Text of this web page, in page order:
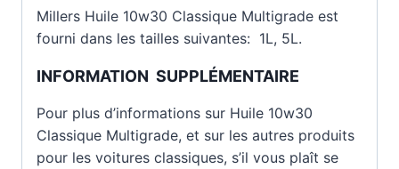
Millers Huile 10w30 Classique Multigrade est
fourni dans les tailles suivantes: 1L, 5L.
INFORMATION SUPPLÉMENTAIRE
Pour plus d’informations sur Huile 10w30
Classique Multigrade, et sur les autres produits
pour les voitures classiques, s’il vous plaît se